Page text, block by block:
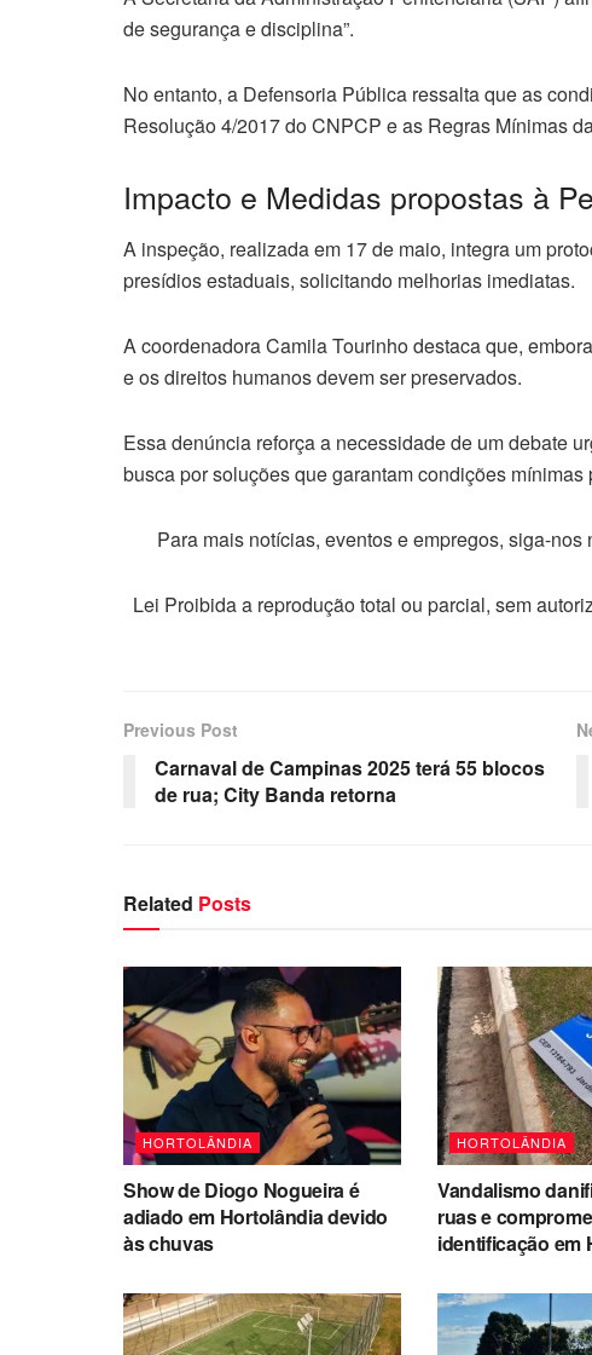
de segurança e disciplina”.
No entanto, a Defensoria Pública ressalta que as
Resolução 4/2017 do CNPCP e as Regras Mínimas
Impacto e Medidas propostas à
A inspeção, realizada em 17 de maio, integra um
presídios estaduais, solicitando melhorias imediatas.
A coordenadora Camila Tourinho destaca que,
e os direitos humanos devem ser preservados.
Essa denúncia reforça a necessidade de um debate
busca por soluções que garantam condições mínimas
Para mais notícias, eventos e empregos, siga-nos
Lei Proibida a reprodução total ou parcial, sem
Previous Post
Carnaval de Campinas 2025 terá 55 blocos
de rua; City Banda retorna
Related Posts
HORTOLÂNDIA
Show de Diogo Nogueira é
adiado em Hortolândia devido
às chuvas
HORTOLÂNDIA
Vandalismo
ruas e
identificação em